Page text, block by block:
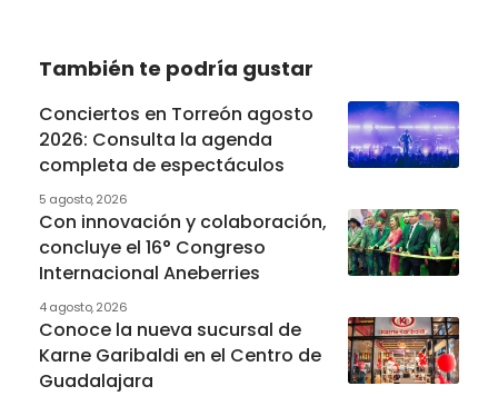
También te podría gustar
Conciertos en Torreón agosto
2026: Consulta la agenda
completa de espectáculos
5 agosto, 2026
Con innovación y colaboración,
concluye el 16° Congreso
Internacional Aneberries
4 agosto, 2026
Conoce la nueva sucursal de
Karne Garibaldi en el Centro de
Guadalajara